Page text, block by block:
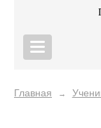
Главная →